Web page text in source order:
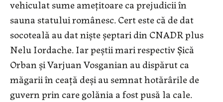
vehiculat sume amețitoare ca prejudicii în
sauna statului românesc. Cert este că de dat
socoteală au dat niște șeptari din CNADR plus
Nelu Iordache. Iar peștii mari respectiv Șică
Orban și Varjuan Vosganian au dispărut ca
măgarii în ceață deși au semnat hotărârile de
guvern prin care golănia a fost pusă la cale.